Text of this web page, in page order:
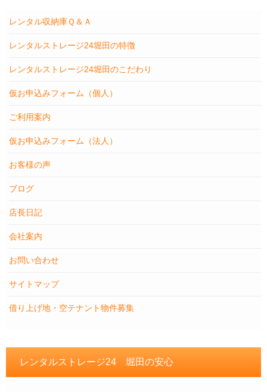
レンタル収納庫Ｑ＆Ａ
レンタルストレージ24堀田の特徴
レンタルストレージ24堀田のこだわり
仮お申込みフォーム（個人）
ご利用案内
仮お申込みフォーム（法人）
お客様の声
ブログ
店長日記
会社案内
お問い合わせ
サイトマップ
借り上げ地・空テナント物件募集
レンタルストレージ24 堀田の安心